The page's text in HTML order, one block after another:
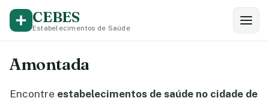
CEBES
Estabelecimentos de Saúde
Amontada
Encontre estabelecimentos de saúde no cidade de